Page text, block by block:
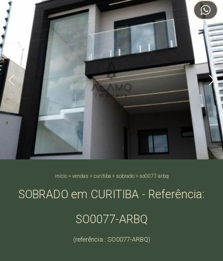
início> vendas > curitiba > sobrado> so0077-arbq
SOBRADO em CURITIBA - Referência:
SO0077-ARBQ
(referência.: SO0077-ARBQ)